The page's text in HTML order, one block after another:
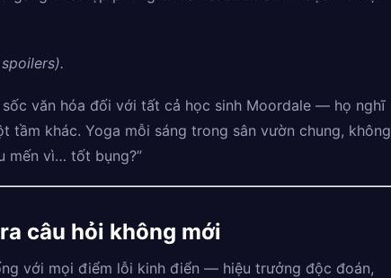
văn hóa đối với tất cả học sinh Moordale — họ nghĩ
khác. Yoga mỗi sáng trong sân vườn chung, không
mến vì… tốt bụng?”
câu hỏi không mới
với mọi điểm lỗi kinh điển — hiệu trưởng độc đoán,